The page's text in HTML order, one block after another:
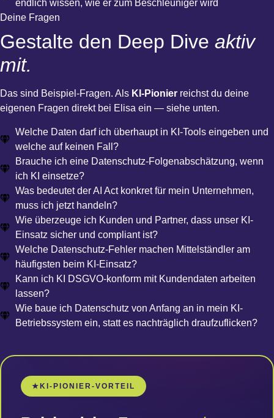
endlich wissen, wie er zum Beschleuniger wird
Deine Fragen
Gestalte den Deep Dive aktiv
mit.
Das sind Beispiel-Fragen. Als KI-Pionier reichst du deine
eigenen Fragen direkt bei Elisa ein — siehe unten.
Welche Daten darf ich überhaupt in KI-Tools eingeben und
welche auf keinen Fall?
Brauche ich eine Datenschutz-Folgenabschätzung, wenn
ich KI einsetze?
Was bedeutet der AI Act konkret für mein Unternehmen,
muss ich jetzt handeln?
Wie überzeuge ich Kunden und Partner, dass unser KI-
Einsatz sicher und compliant ist?
Welche Datenschutz-Fehler machen Mittelständler am
häufigsten beim KI-Einsatz?
Kann ich KI DSGVO-konform mit Kundendaten arbeiten
lassen?
Wie baue ich Datenschutz von Anfang an in mein KI-
Betriebssystem ein, statt es nachträglich draufzuflicken?
KI-PIONIER-VORTEIL